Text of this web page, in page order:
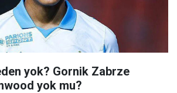
yok? Gornik Zabrze
yok mu?